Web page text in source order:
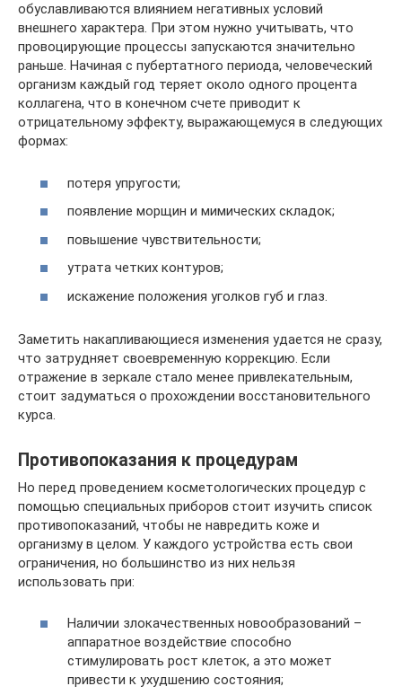
обуславливаются влиянием негативных условий
внешнего характера. При этом нужно учитывать, что
провоцирующие процессы запускаются значительно
раньше. Начиная с пубертатного периода, человеческий
организм каждый год теряет около одного процента
коллагена, что в конечном счете приводит к
отрицательному эффекту, выражающемуся в следующих
формах:
потеря упругости;
появление морщин и мимических складок;
повышение чувствительности;
утрата четких контуров;
искажение положения уголков губ и глаз.
Заметить накапливающиеся изменения удается не сразу,
что затрудняет своевременную коррекцию. Если
отражение в зеркале стало менее привлекательным,
стоит задуматься о прохождении восстановительного
курса.
Противопоказания к процедурам
Но перед проведением косметологических процедур с
помощью специальных приборов стоит изучить список
противопоказаний, чтобы не навредить коже и
организму в целом. У каждого устройства есть свои
ограничения, но большинство из них нельзя
использовать при:
Наличии злокачественных новообразований –
аппаратное воздействие способно
стимулировать рост клеток, а это может
привести к ухудшению состояния;